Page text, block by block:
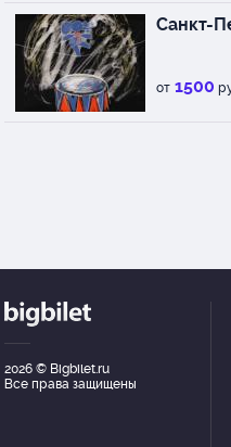
Санкт-
от 1500
2026 © Bigbilet.ru
Все права защищены